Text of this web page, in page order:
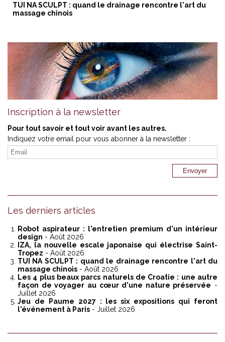
TUI NA SCULPT : quand le drainage rencontre l'art du
massage chinois
Inscription à la newsletter
Pour tout savoir et tout voir avant les autres.
Indiquez votre email pour vous abonner à la newsletter :
Les derniers articles
Robot aspirateur : l'entretien premium d'un intérieur
design - Août 2026
IZA, la nouvelle escale japonaise qui électrise Saint-
Tropez - Août 2026
TUI NA SCULPT : quand le drainage rencontre l'art du
massage chinois - Août 2026
Les 4 plus beaux parcs naturels de Croatie : une autre
façon de voyager au cœur d'une nature préservée -
Juillet 2026
Jeu de Paume 2027 : les six expositions qui feront
l'événement à Paris - Juillet 2026